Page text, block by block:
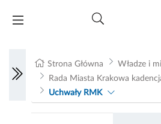
Strona Główna
Władze i
Rada Miasta Krakowa
Uchwały RMK